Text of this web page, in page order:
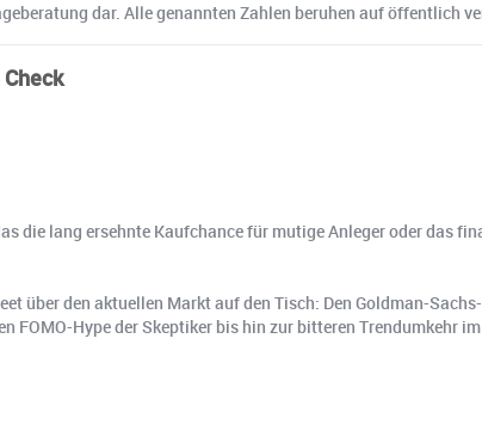
dar. Alle genannten Zahlen beruhen auf öffentlich
die lang ersehnte Kaufchance für mutige Anleger oder das
über den aktuellen Markt auf den Tisch: Den Goldman-
FOMO-Hype der Skeptiker bis hin zur bitteren Trendumkehr